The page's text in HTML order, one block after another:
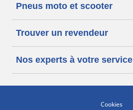
Pneus moto et scooter
Trouver un revendeur
Nos experts à votre service
Cookies